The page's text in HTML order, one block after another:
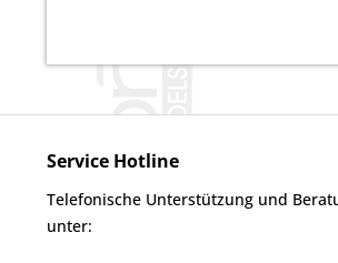
Service Hotline
Telefonische Unterstützung und
unter: